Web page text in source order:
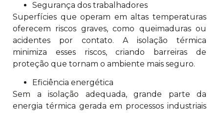
Segurança dos trabalhadores
Superfícies que operam em altas temperaturas
oferecem riscos graves, como queimaduras ou
acidentes por contato. A isolação térmica
minimiza esses riscos, criando barreiras de
proteção que tornam o ambiente mais seguro.
Eficiência energética
Sem a isolação adequada, grande parte da
energia térmica gerada em processos industriais